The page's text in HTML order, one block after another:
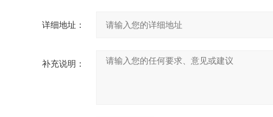
详细地址：
补充说明：